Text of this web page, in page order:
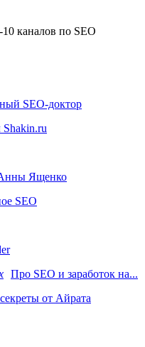
SEO-доктор
Shakin.ru
Ященко
SEO
Про SEO и заработок на...
от Айрата